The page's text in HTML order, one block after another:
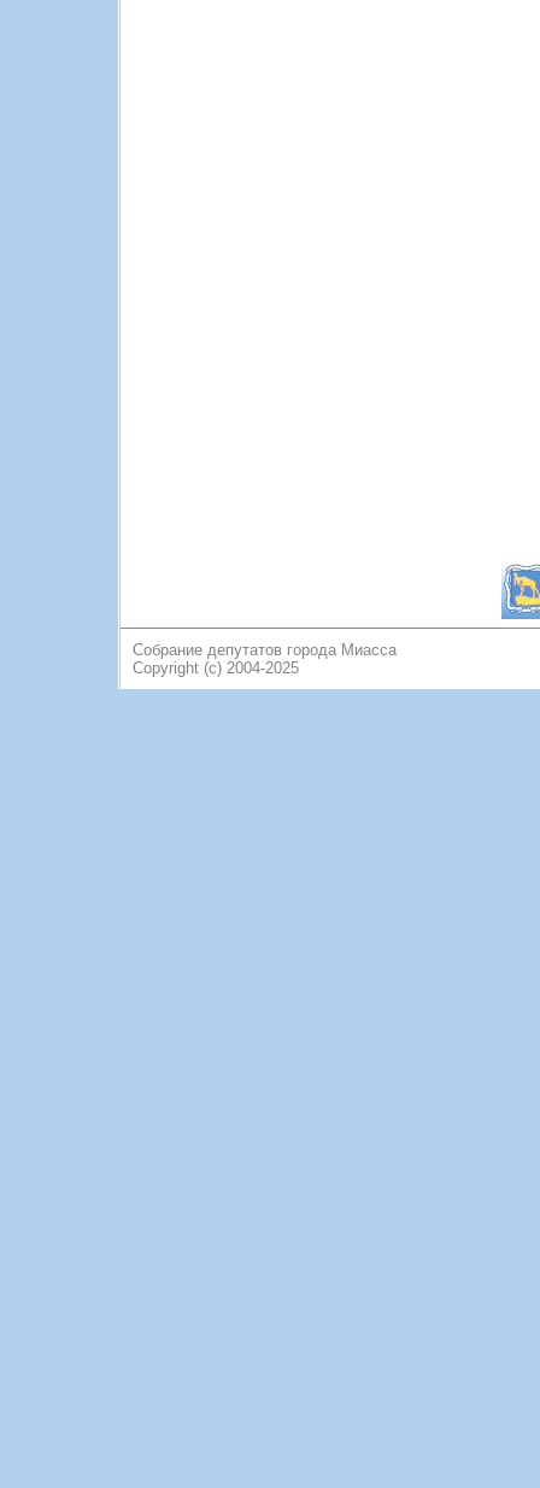
Собрание депутатов города Миасса
Copyright (c) 2004-2025